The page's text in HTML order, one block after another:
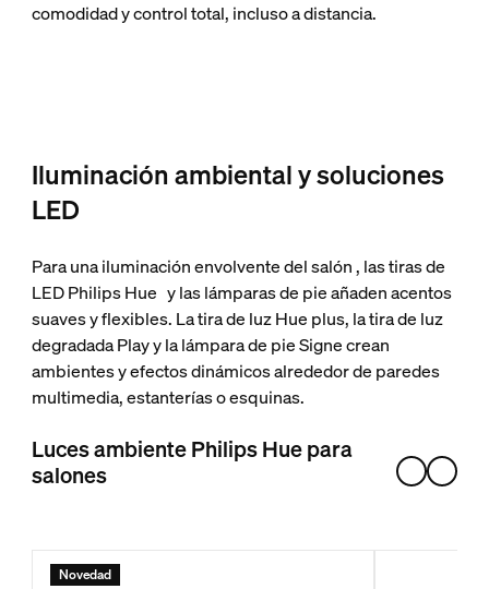
comodidad y control total, incluso a distancia.
Iluminación ambiental y soluciones
LED
Para una iluminación envolvente del salón, las tiras de
LED Philips Hue y las lámparas de pie añaden acentos
suaves y flexibles. La tira de luz Hue plus, la tira de luz
degradada Play y la lámpara de pie Signe crean
ambientes y efectos dinámicos alrededor de paredes
multimedia, estanterías o esquinas.
Luces ambiente Philips Hue para
salones
Novedad